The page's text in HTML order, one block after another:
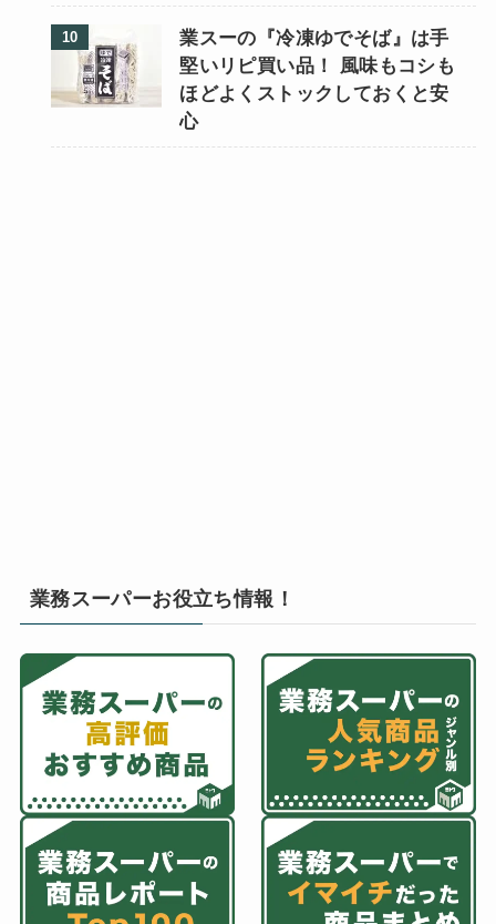
業スーの『冷凍ゆでそば』は手
堅いリピ買い品！ 風味もコシも
ほどよくストックしておくと安
心
業務スーパーお役立ち情報！